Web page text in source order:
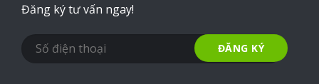
Đăng ký tư vấn ngay!